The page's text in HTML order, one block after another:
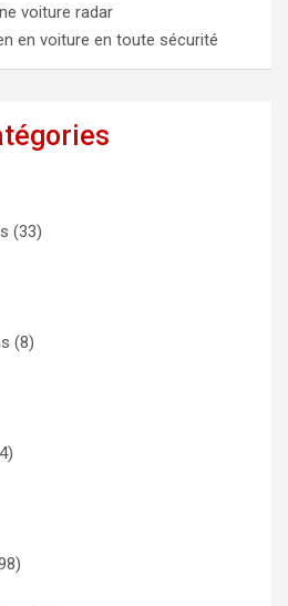
voiture radar
en voiture en toute sécurité
(33)
(8)